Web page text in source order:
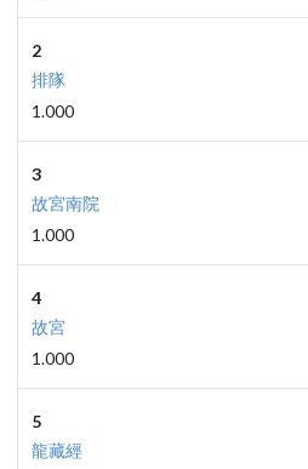
2
排隊
1.000
3
故宮南院
1.000
4
故宮
1.000
5
龍藏經